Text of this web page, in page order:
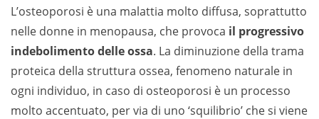
L’osteoporosi è una malattia molto diffusa, soprattutto
nelle donne in menopausa, che provoca il progressivo
indebolimento delle ossa. La diminuzione della trama
proteica della struttura ossea, fenomeno naturale in
ogni individuo, in caso di osteoporosi è un processo
molto accentuato, per via di uno ‘squilibrio’ che si viene